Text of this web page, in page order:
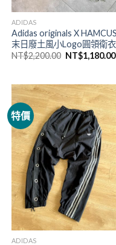
ADIDAS
Adidas originals X HAMCUS
末日廢土風小Logo圓領衛衣
NT$2,200.00 NT$1,180.00
特價
ADIDAS